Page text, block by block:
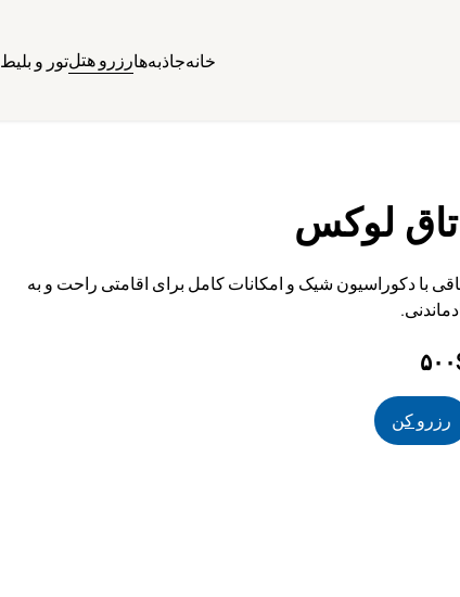
خانهجاذبه‌هارزرو هتلتور و بلیط
لوکس
با دکوراسیون شیک و امکانات کامل برای اقامتی راحت و به
رزرو کن